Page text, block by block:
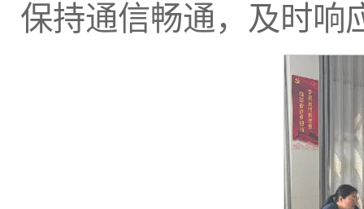
保持通信畅通，及时响